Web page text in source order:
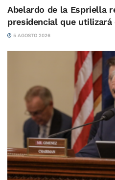
Abelardo de la Espriella
presidencial que
5 AGOSTO 2026